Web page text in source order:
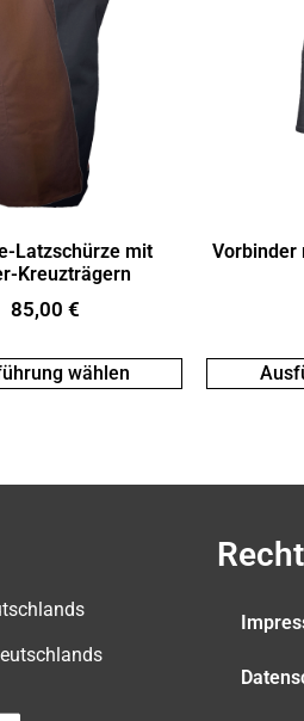
Latzschürze mit
Kreuzträgern
85,00 €
wählen
Vorbinder